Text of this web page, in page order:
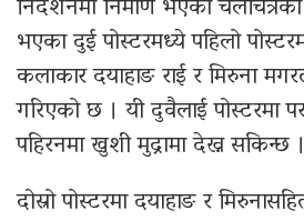
निर्देशनमा निर्माण भएको
भएका दुई पोस्टरमध्ये पहिलो
कलाकार दयाहाङ राई र मिरुना
गरिएको छ । यी दुवैलाई पोस्टरमा
पहिरनमा खुशी मुद्रामा देख्न सकिन्छ ।
दोस्रो पोस्टरमा दयाहाङ र